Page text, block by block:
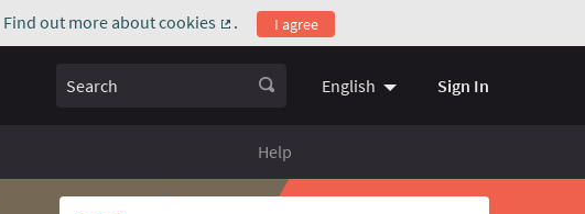
Find out more about cookies
(External link)
. I agree
Search English Choose language
Sign In
Help